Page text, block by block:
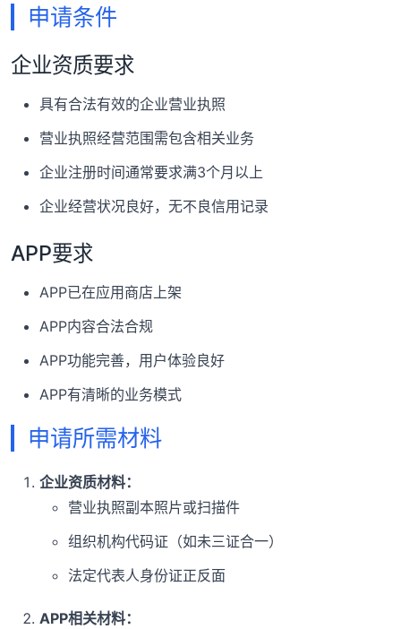
申请条件
企业资质要求
具有合法有效的企业营业执照
营业执照经营范围需包含相关业务
企业注册时间通常要求满3个月以上
企业经营状况良好，无不良信用记录
APP要求
APP已在应用商店上架
APP内容合法合规
APP功能完善，用户体验良好
APP有清晰的业务模式
申请所需材料
企业资质材料：
营业执照副本照片或扫描件
组织机构代码证（如未三证合一）
法定代表人身份证正反面
APP相关材料：